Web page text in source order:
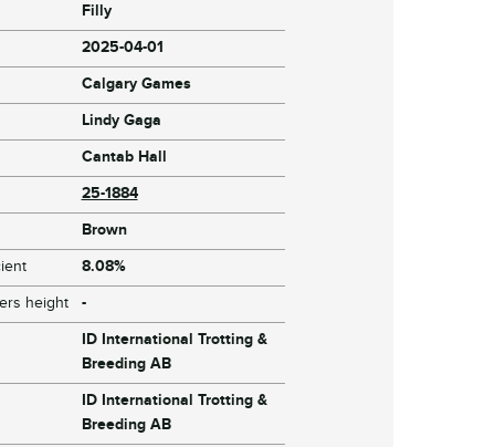
Filly
2025-04-01
Calgary Games
Lindy Gaga
Cantab Hall
25-1884
Brown
8.08%
height
-
ID International Trotting &
Breeding AB
ID International Trotting &
Breeding AB